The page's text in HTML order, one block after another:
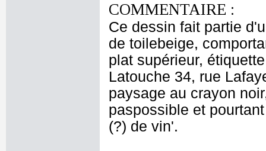
COMMENTAIRE :
Ce dessin fait partie
de toilebeige,
plat supérieur,
Latouche 34, rue
paysage au crayon
paspossible et
(?) de vin'.